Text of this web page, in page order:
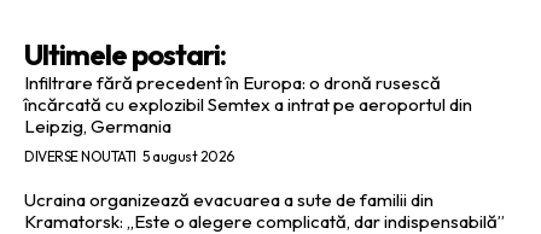
Ultimele postari:
Infiltrare fără precedent în Europa: o dronă rusescă
încărcată cu explozibil Semtex a intrat pe aeroportul din
Leipzig, Germania
DIVERSE NOUTATI 5 august 2026
Ucraina organizează evacuarea a sute de familii din
Kramatorsk: „Este o alegere complicată, dar indispensabilă”